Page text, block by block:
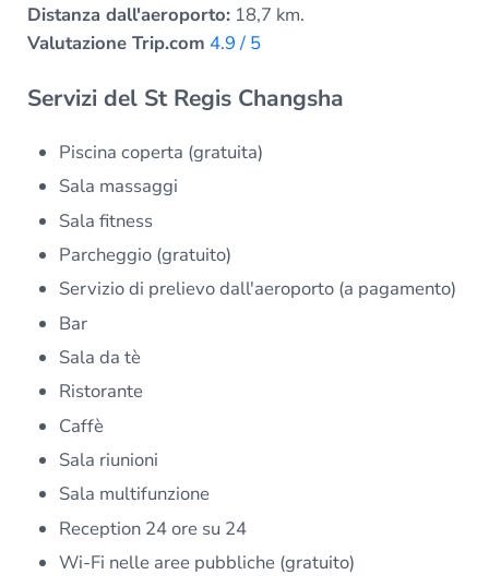
Distanza dall'aeroporto:18,7 km.
Valutazione Trip.com 4.9 / 5
Servizi del St Regis Changsha
Piscina coperta (gratuita)
Sala massaggi
Sala fitness
Parcheggio (gratuito)
Servizio di prelievo dall'aeroporto (a pagamento)
Bar
Sala da tè
Ristorante
Caffè
Sala riunioni
Sala multifunzione
Reception 24 ore su 24
Wi-Fi nelle aree pubbliche (gratuito)